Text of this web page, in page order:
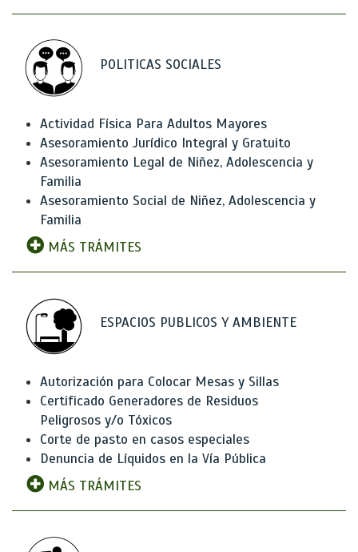
POLITICAS SOCIALES
Actividad Física Para Adultos Mayores
Asesoramiento Jurídico Integral y Gratuito
Asesoramiento Legal de Niñez, Adolescencia y
Familia
Asesoramiento Social de Niñez, Adolescencia y
Familia
MÁS TRÁMITES
ESPACIOS PUBLICOS Y AMBIENTE
Autorización para Colocar Mesas y Sillas
Certificado Generadores de Residuos
Peligrosos y/o Tóxicos
Corte de pasto en casos especiales
Denuncia de Líquidos en la Vía Pública
MÁS TRÁMITES